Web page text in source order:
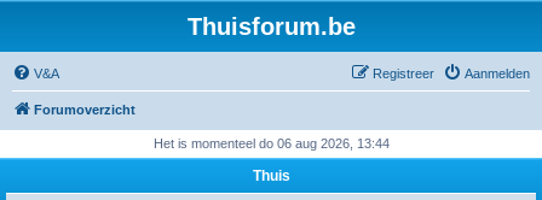
Thuisforum.be
V&A Aanmelden
Registreer
Forumoverzicht
Het is momenteel do 06 aug 2026, 13:44
Thuis